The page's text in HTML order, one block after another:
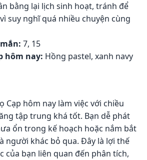
bằng lại lịch sinh hoạt, tránh để
suy nghĩ quá nhiều chuyện cùng
7, 15
hôm nay: Hồng pastel, xanh navy
Cạp hôm nay làm việc với chiều
tập trung khá tốt. Bạn dễ phát
ổn trong kế hoạch hoặc nắm bắt
người khác bỏ qua. Đây là lợi thế
của bạn liên quan đến phân tích,